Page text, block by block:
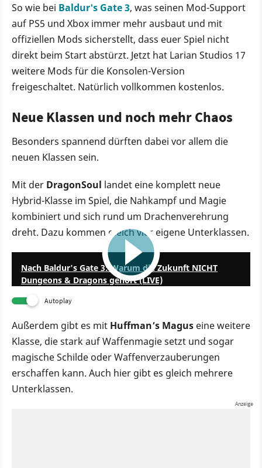
So wie bei Baldur's Gate 3, was seinen Mod-Support
auf PS5 und Xbox immer mehr ausbaut und mit
offiziellen Mods sicherstellt, dass euer Spiel nicht
direkt beim Start abstürzt. Jetzt hat Larian Studios 17
weitere Mods für die Konsolen-Version
freigeschaltet. Natürlich vollkommen kostenlos.
Neue Klassen und noch mehr Chaos
Besonders spannend dürften dabei vor allem die
neuen Klassen sein.
Mit der DragonSoul landet eine komplett neue
Hybrid-Klasse im Spiel, die Nahkampf und Magie
kombiniert und sich rund um Drachenverehrung
dreht. Dazu kommen gleich vier eigene Unterklassen.
Nach Baldur's Gate 3: Warum die Zukunft NICHT
Dungeons & Dragons gehört (LIVE)
Autoplay
Außerdem gibt es mit Huffman’s Magus eine weitere
Klasse, die stark auf Waffenmagie setzt und sogar
magische Schilde oder Waffenverzauberungen
erschaffen kann. Auch hier gibt es gleich mehrere
Unterklassen.